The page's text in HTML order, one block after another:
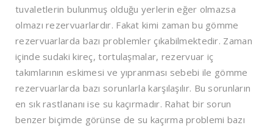
tuvaletlerin bulunmuş olduğu yerlerin eğer olmazsa
olmazı rezervuarlardır. Fakat kimi zaman bu gömme
rezervuarlarda bazı problemler çıkabilmektedir. Zaman
içinde sudaki kireç, tortulaşmalar, rezervuar iç
takımlarının eskimesi ve yıpranması sebebi ile gömme
rezervuarlarda bazı sorunlarla karşılaşılır. Bu sorunların
en sık rastlananı ise su kaçırmadır. Rahat bir sorun
benzer biçimde görünse de su kaçırma problemi bazı